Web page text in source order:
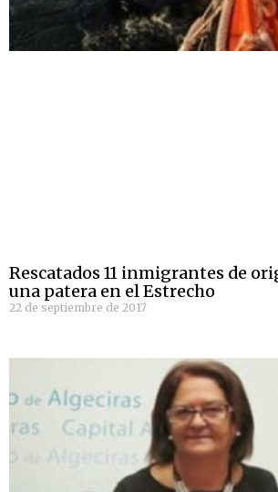
Rescatados 11 inmigrantes de
una patera en el Estrecho
22 de septiembre de 2017